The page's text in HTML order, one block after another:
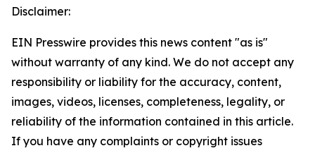
Disclaimer:
EIN Presswire provides this news content "as is"
without warranty of any kind. We do not accept any
responsibility or liability for the accuracy, content,
images, videos, licenses, completeness, legality, or
reliability of the information contained in this article.
If you have any complaints or copyright issues